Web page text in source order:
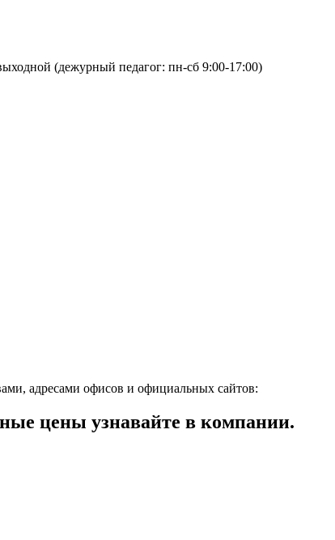
(дежурный педагог: пн-сб 9:00-17:00)
адресами офисов и официальных сайтов:
цены узнавайте в компании.